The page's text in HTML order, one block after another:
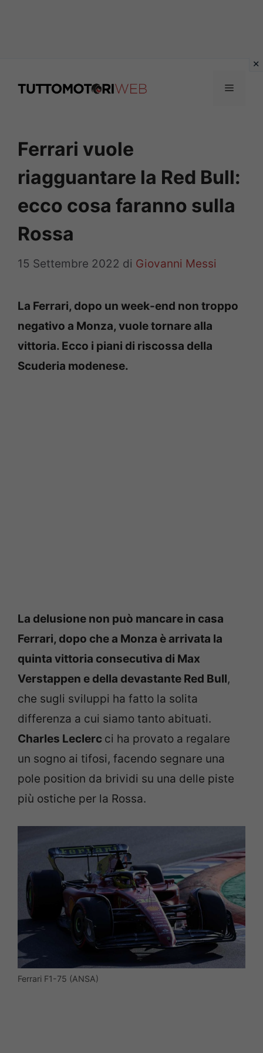
Menu
Ferrari vuole
riagguantare la Red Bull:
ecco cosa faranno sulla
Rossa
15 Settembre 2022 di Giovanni Messi
La Ferrari, dopo un week-end non troppo
negativo a Monza, vuole tornare alla
vittoria. Ecco i piani di riscossa della
Scuderia modenese.
La delusione non può mancare in casa
Ferrari, dopo che a Monza è arrivata la
quinta vittoria consecutiva di Max
Verstappen e della devastante Red Bull,
che sugli sviluppi ha fatto la solita
differenza a cui siamo tanto abituati.
Charles Leclerc ci ha provato a regalare
un sogno ai tifosi, facendo segnare una
pole position da brividi su una delle piste
più ostiche per la Rossa.
Ferrari F1-75 (ANSA)